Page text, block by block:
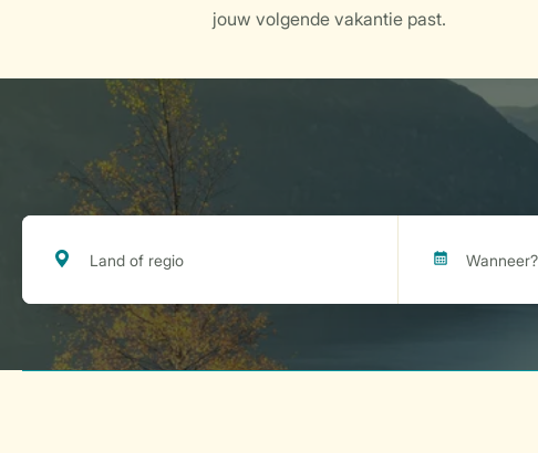
jouw volgende vakantie past.